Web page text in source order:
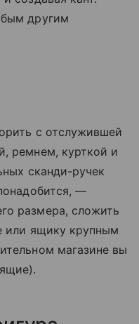
другим
с отслужившей
ремнем, курткой и
сканди-ручек
—
размера, сложить
или ящику крупным
магазине вы